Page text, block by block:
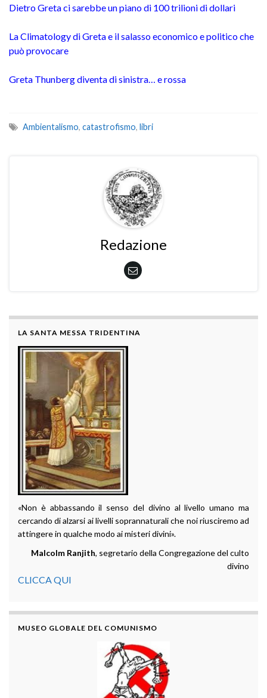
Dietro Greta ci sarebbe un piano di 100 trilioni di dollari
La Climatology di Greta e il salasso economico e politico che
può provocare
Greta Thunberg diventa di sinistra… e rossa
Ambientalismo, catastrofismo, libri
Redazione
LA SANTA MESSA TRIDENTINA
«Non è abbassando il senso del divino al livello umano ma
cercando di alzarsi ai livelli soprannaturali che noi riusciremo ad
attingere in qualche modo ai misteri divini».
Malcolm Ranjith, segretario della Congregazione del culto
divino
CLICCA QUI
MUSEO GLOBALE DEL COMUNISMO